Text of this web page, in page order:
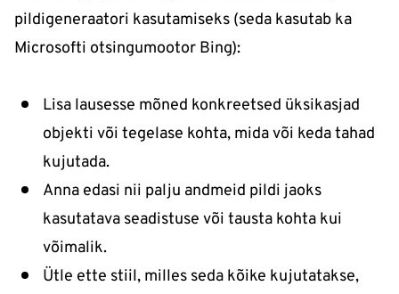
pildigeneraatori kasutamiseks (seda kasutab ka
Microsofti otsingumootor Bing):
Lisa lausesse mõned konkreetsed üksikasjad
objekti või tegelase kohta, mida või keda tahad
kujutada.
Anna edasi nii palju andmeid pildi jaoks
kasutatava seadistuse või tausta kohta kui
võimalik.
Ütle ette stiil, milles seda kõike kujutatakse,